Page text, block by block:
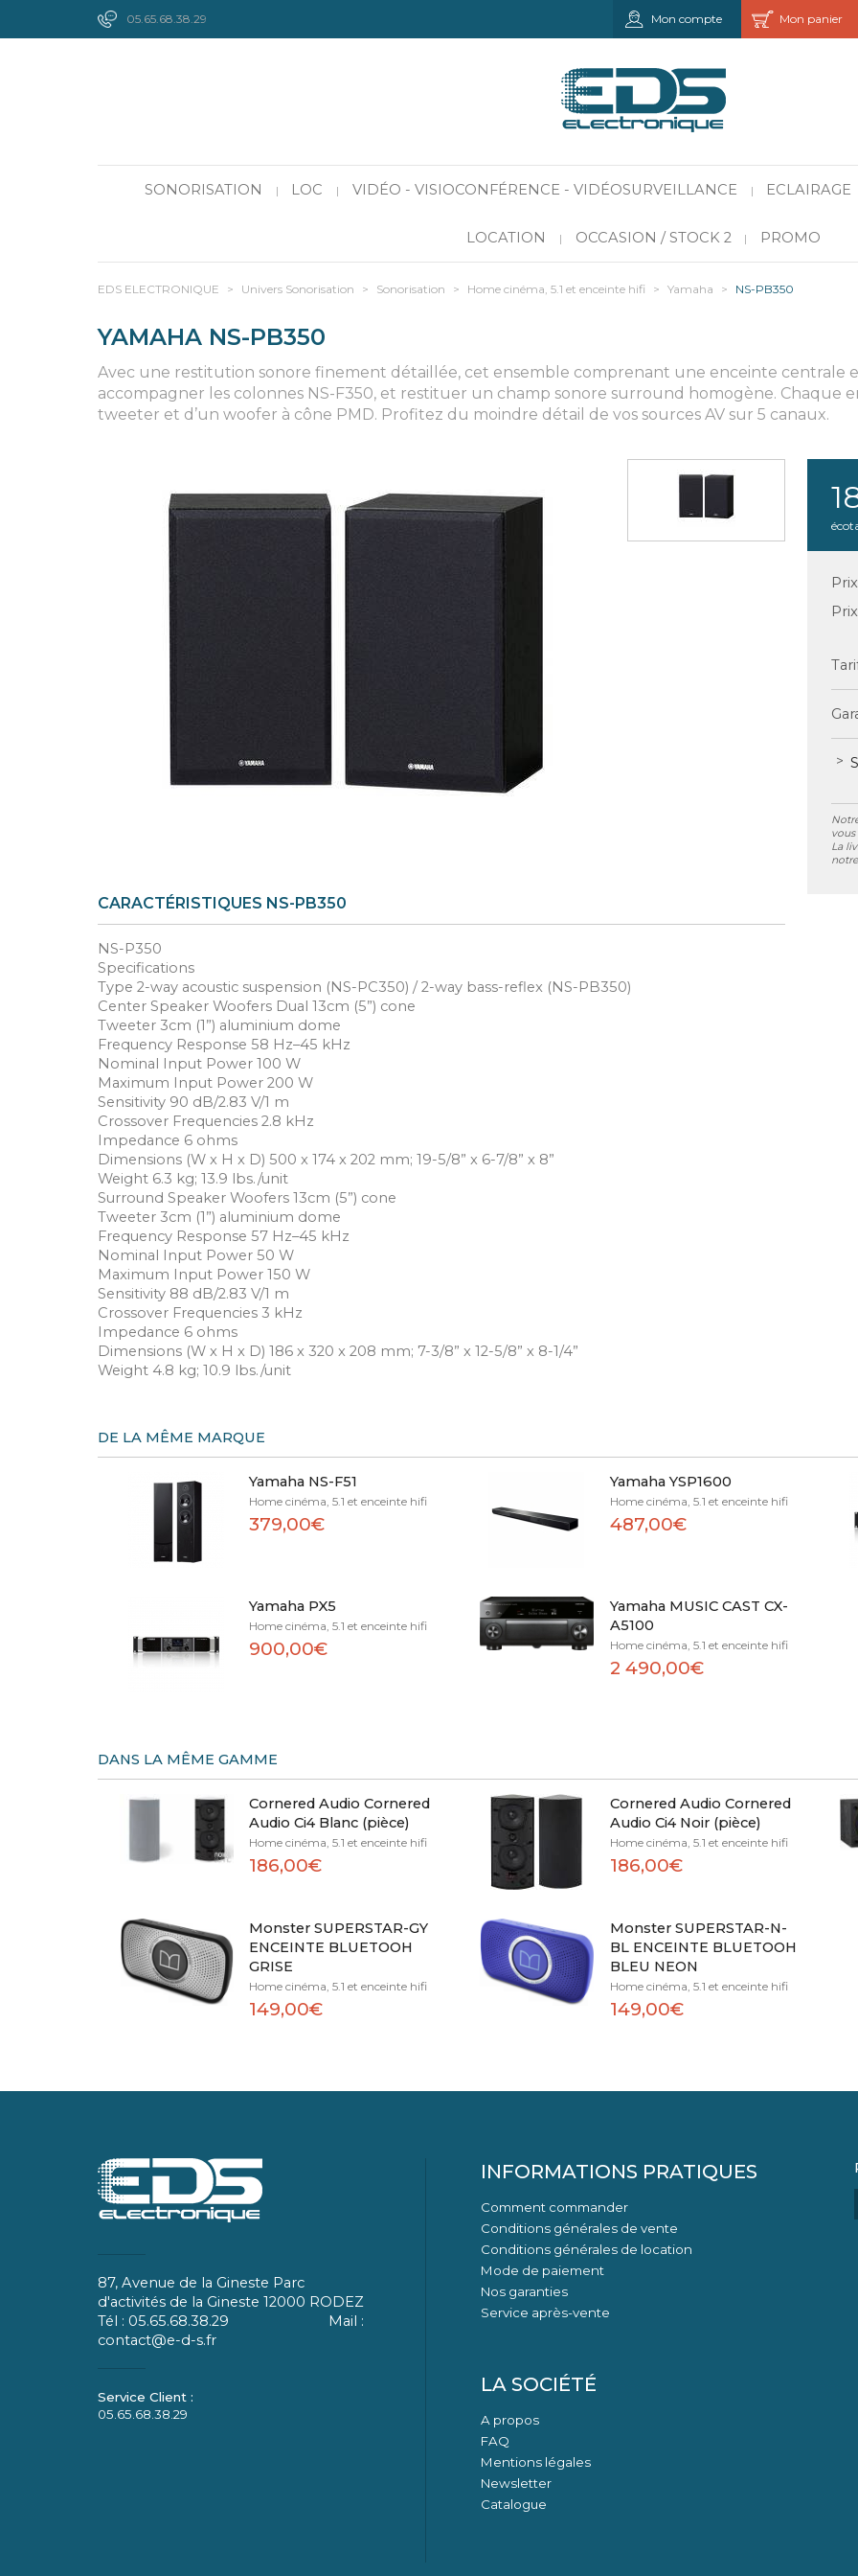
05.65.68.38.29 Mon panier
Mon compte
SONORISATION | LOC | VIDÉO - VISIOCONFÉRENCE - VIDÉOSURVEILLANCE | ECLAIRAGE
LOCATION | OCCASION / STOCK 2 | PROMO
EDS ELECTRONIQUE > Univers Sonorisation > Sonorisation > Home cinéma, 5.1 et enceinte hifi > Yamaha > NS-PB350
YAMAHA NS-PB350
Avec une restitution sonore finement détaillée, cet ensemble comprenant une enceinte centrale
accompagner les colonnes NS-F350, et restituer un champ sonore surround homogène. Chaque
tweeter et d’un woofer à cône PMD. Profitez du moindre détail de vos sources AV sur 5 canaux.
La
CARACTÉRISTIQUES NS-PB350
NS-P350
Specifications
Type 2-way acoustic suspension (NS-PC350) / 2-way bass-reflex (NS-PB350)
Center Speaker Woofers Dual 13cm (5”) cone
Tweeter 3cm (1”) aluminium dome
Frequency Response 58 Hz–45 kHz
Nominal Input Power 100 W
Maximum Input Power 200 W
Sensitivity 90 dB/2.83 V/1 m
Crossover Frequencies 2.8 kHz
Impedance 6 ohms
Dimensions (W x H x D) 500 x 174 x 202 mm; 19-5/8” x 6-7/8” x 8”
Weight 6.3 kg; 13.9 lbs./unit
Surround Speaker Woofers 13cm (5”) cone
Tweeter 3cm (1”) aluminium dome
Frequency Response 57 Hz–45 kHz
Nominal Input Power 50 W
Maximum Input Power 150 W
Sensitivity 88 dB/2.83 V/1 m
Crossover Frequencies 3 kHz
Impedance 6 ohms
Dimensions (W x H x D) 186 x 320 x 208 mm; 7-3/8” x 12-5/8” x 8-1/4”
Weight 4.8 kg; 10.9 lbs./unit
DE LA MÊME MARQUE
Yamaha NS-F51
Home cinéma, 5.1 et enceinte hifi
379,00€
Yamaha YSP1600
Home cinéma, 5.1 et enceinte hifi
487,00€
Yamaha PX5
Home cinéma, 5.1 et enceinte hifi
900,00€
Yamaha MUSIC CAST CX-
A5100
Home cinéma, 5.1 et enceinte hifi
2 490,00€
DANS LA MÊME GAMME
Cornered Audio Cornered
Audio Ci4 Blanc (pièce)
Home cinéma, 5.1 et enceinte hifi
186,00€
Cornered Audio Cornered
Audio Ci4 Noir (pièce)
Home cinéma, 5.1 et enceinte hifi
186,00€
Monster SUPERSTAR-GY
ENCEINTE BLUETOOH
GRISE
Home cinéma, 5.1 et enceinte hifi
149,00€
Monster SUPERSTAR-N-
BL ENCEINTE BLUETOOH
BLEU NEON
Home cinéma, 5.1 et enceinte hifi
149,00€
87, Avenue de la Gineste Parc
d'activités de la Gineste 12000 RODEZ
Tél : 05.65.68.38.29 Mail :
contact@e-d-s.fr
05.65.68.38.29
INFORMATIONS PRATIQUES
Comment commander
Conditions générales de vente
Conditions générales de location
Mode de paiement
Nos garanties
Service après-vente
LA SOCIÉTÉ
A propos
FAQ
Mentions légales
Newsletter
Catalogue